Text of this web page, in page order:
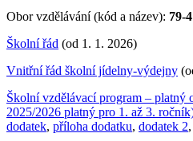
Obor vzdělávání (kód a název): 79-
Školní řád (od 1. 1. 2026)
Vnitřní řád školní jídelny-výdejny
Školní vzdělávací program – platný
2025/2026 platný pro 1. až 3.
dodatek, příloha dodatku, dodatek 2,